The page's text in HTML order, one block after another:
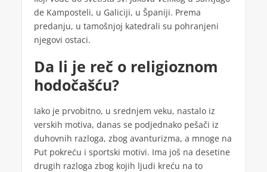
de Kamposteli, u Galiciji, u Španiji. Prema
predanju, u tamošnjoj katedrali su pohranjeni
njegovi ostaci.
Da li je reč o religioznom
hodočašću?
Iako je prvobitno, u srednjem veku, nastalo iz
verskih motiva, danas se podjednako pešači iz
duhovnih razloga, zbog avanturizma, a mnoge na
Put pokreću i sportski motivi. Ima još na desetine
drugih razloga zbog kojih ljudi kreću na to